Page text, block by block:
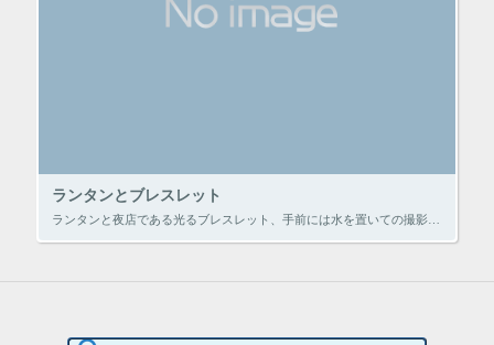
ランタンとブレスレット